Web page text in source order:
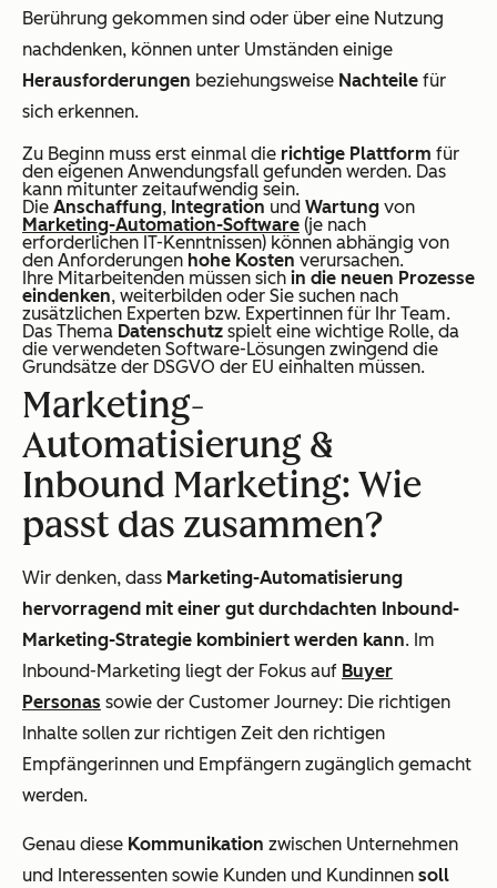
Berührung gekommen sind oder über eine Nutzung
nachdenken, können unter Umständen einige
Herausforderungen beziehungsweise Nachteile für
sich erkennen.
Zu Beginn muss erst einmal die richtige Plattform für
den eigenen Anwendungsfall gefunden werden. Das
kann mitunter zeitaufwendig sein.
Die Anschaffung, Integration und Wartung von
Marketing-Automation-Software (je nach
erforderlichen IT-Kenntnissen) können abhängig von
den Anforderungen hohe Kosten verursachen.
Ihre Mitarbeitenden müssen sich in die neuen Prozesse
eindenken, weiterbilden oder Sie suchen nach
zusätzlichen Experten bzw. Expertinnen für Ihr Team.
Das Thema Datenschutz spielt eine wichtige Rolle, da
die verwendeten Software-Lösungen zwingend die
Grundsätze der DSGVO der EU einhalten müssen.
Marketing-
Automatisierung &
Inbound Marketing: Wie
passt das zusammen?
Wir denken, dass Marketing-Automatisierung
hervorragend mit einer gut durchdachten Inbound-
Marketing-Strategie kombiniert werden kann. Im
Inbound-Marketing liegt der Fokus auf Buyer
Personas sowie der Customer Journey: Die richtigen
Inhalte sollen zur richtigen Zeit den richtigen
Empfängerinnen und Empfängern zugänglich gemacht
werden.
Genau diese Kommunikation zwischen Unternehmen
und Interessenten sowie Kunden und Kundinnen soll